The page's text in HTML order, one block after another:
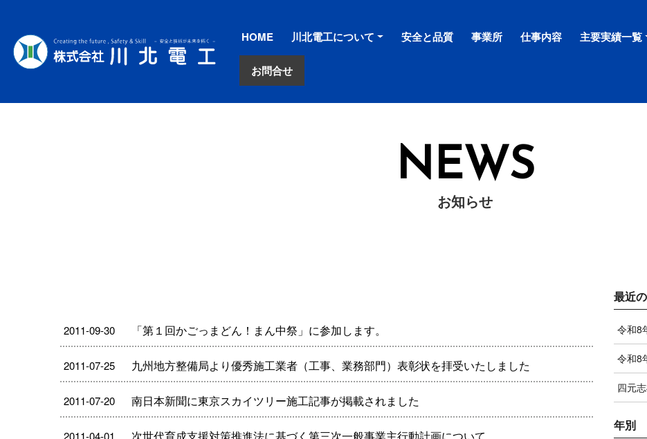
HOME 川北電工について 安全と品質 事業所 仕事内容 主要実績一覧
お問合せ
NEWS
お知らせ
2011-09-30 「第１回かごっまどん！まん中祭」に参加します。
2011-07-25 九州地方整備局より優秀施工業者（工事、業務部門）表彰状を拝受いたしました
2011-07-20 南日本新聞に東京スカイツリー施工記事が掲載されました
2011-04-01
最近
令和8
令和8
四元
年別